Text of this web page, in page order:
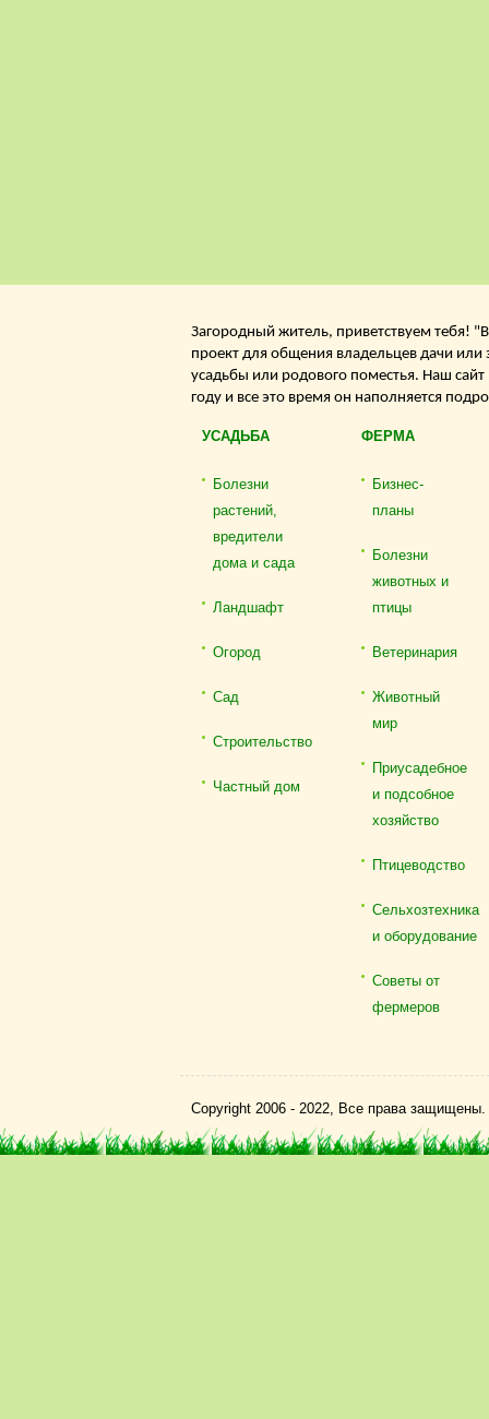
Загородный житель, приветствуем тебя!
проект для общения владельцев дачи или
усадьбы или родового поместья. Наш
году и все это время он наполняется
УСАДЬБА
Болезни
растений,
вредители
дома и сада
Ландшафт
Огород
Сад
Строительство
Частный дом
ФЕРМА
Бизнес-
планы
Болезни
животных и
птицы
Ветеринария
Животный
мир
Приусадебное
и подсобное
хозяйство
Птицеводство
Сельхозтехника
и оборудование
Советы от
фермеров
Copyright 2006 - 2022, Все права защищены.